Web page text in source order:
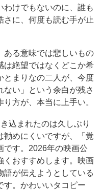
わけでもないのに、誰も
さに、何度も読む手が止
ある意味では悲しいもの
は絶望ではなくどこか希
とまりなの二人が、今度
ない」という余白が残さ
方が、本当に上手い。
込まれたのは久しぶり
勧めにくいですが、「覚
です。2026年の映画公
くおすすめします。映画
語が伝えようとしている
す。かわいいタコピー